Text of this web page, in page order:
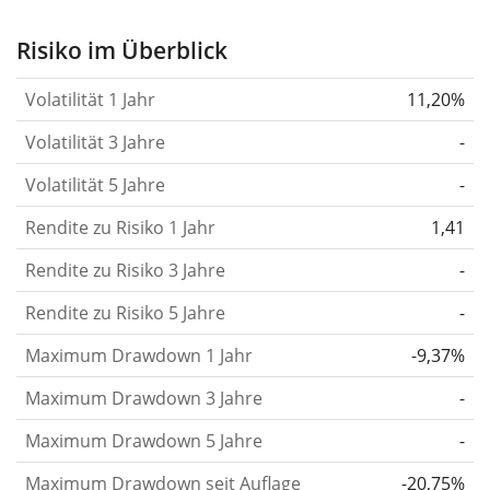
Aktie, des ETF, usw.) in der Vergangenheit
gelten im Allgemeinen als risikoreicher. Wir
berechnen die Volatilität auf Basis der Daten der
letzten 1, 3 und 5 Jahre, damit du sehen kannst, ob
die Kursschwankungen im Laufe der Zeit stärker
oder schwächer wurden. Weitere Informationen
findest du in unserem Artikel:
Risikomass.
Rendite pro Risikofür Zeiträume von 1, 3 und 5
Jahren. Diese Kennzahl ist definiert als die
annualisierte (d. h. auf einen Einjahreszeitraum
umgerechnete) historische Rendite geteilt durch die
historische annualisierte Volatilität.Rendite pro
Risiko im Überblick
Volatilität 1 Jahr
11,20%
Volatilität 3 Jahre
-
Volatilität 5 Jahre
-
Rendite zu Risiko 1 Jahr
1,41
Rendite zu Risiko 3 Jahre
-
Rendite zu Risiko 5 Jahre
-
Maximum Drawdown 1 Jahr
-9,37%
Maximum Drawdown 3 Jahre
-
Maximum Drawdown 5 Jahre
-
Maximum Drawdown seit Auflage
-20,75%